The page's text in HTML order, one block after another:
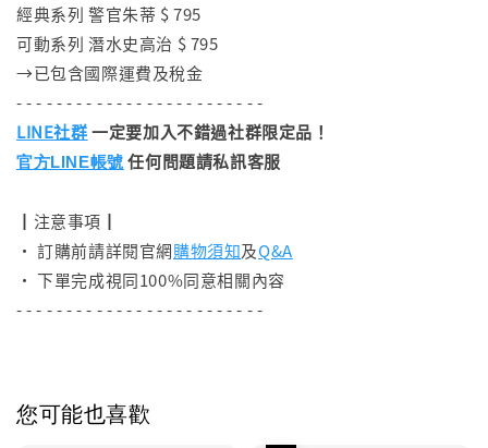
經典系列 警官朱蒂 $ 795
可動系列 潛水史高治 $ 795
→已包含國際運費及稅金
- - - - - - - - - - - - - - - - - - - - - - - - -
LINE社群一定要加入不錯過社群限定品！
官方LINE帳號 任何問題請私訊客服
┃注意事項┃
• 訂購前請詳閱官網購物須知及Q&A
• 下單完成視同100%同意相關內容
- - - - - - - - - - - - - - - - - - - - - - - - -
您可能也喜歡